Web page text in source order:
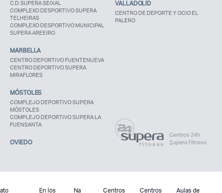
C.D. SUPERA SEIXAL
COMPLEXO DESPORTIVO SUPERA
TELHEIRAS
COMPLEXO DESPORTIVO MUNICIPAL
SUPERA AREEIRO
MARBELLA
CENTRO DEPORTIVO FUENTENUEVA
CENTRO DEPORTIVO SUPERA
MIRAFLORES
MÓSTOLES
COMPLEJO DEPORTIVO SUPERA
MÓSTOLES
COMPLEJO DEPORTIVO SUPERA LA
FUENSANTA
OVIEDO
VALLADOLID
CENTRO DE DEPORTE Y OCIO EL
PALERO
En los
Na
Centros Centros
Aulas de